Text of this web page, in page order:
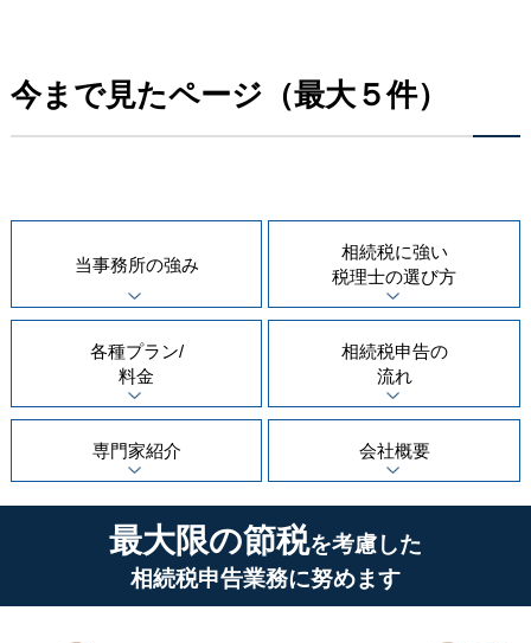
今まで見たページ（最大５件）
当事務所の強み
相続税に強い
税理士の選び方
各種プラン/
料金
相続税申告の
流れ
専門家紹介 会社概要
最大限の節税を考慮した
相続税申告業務に努めます